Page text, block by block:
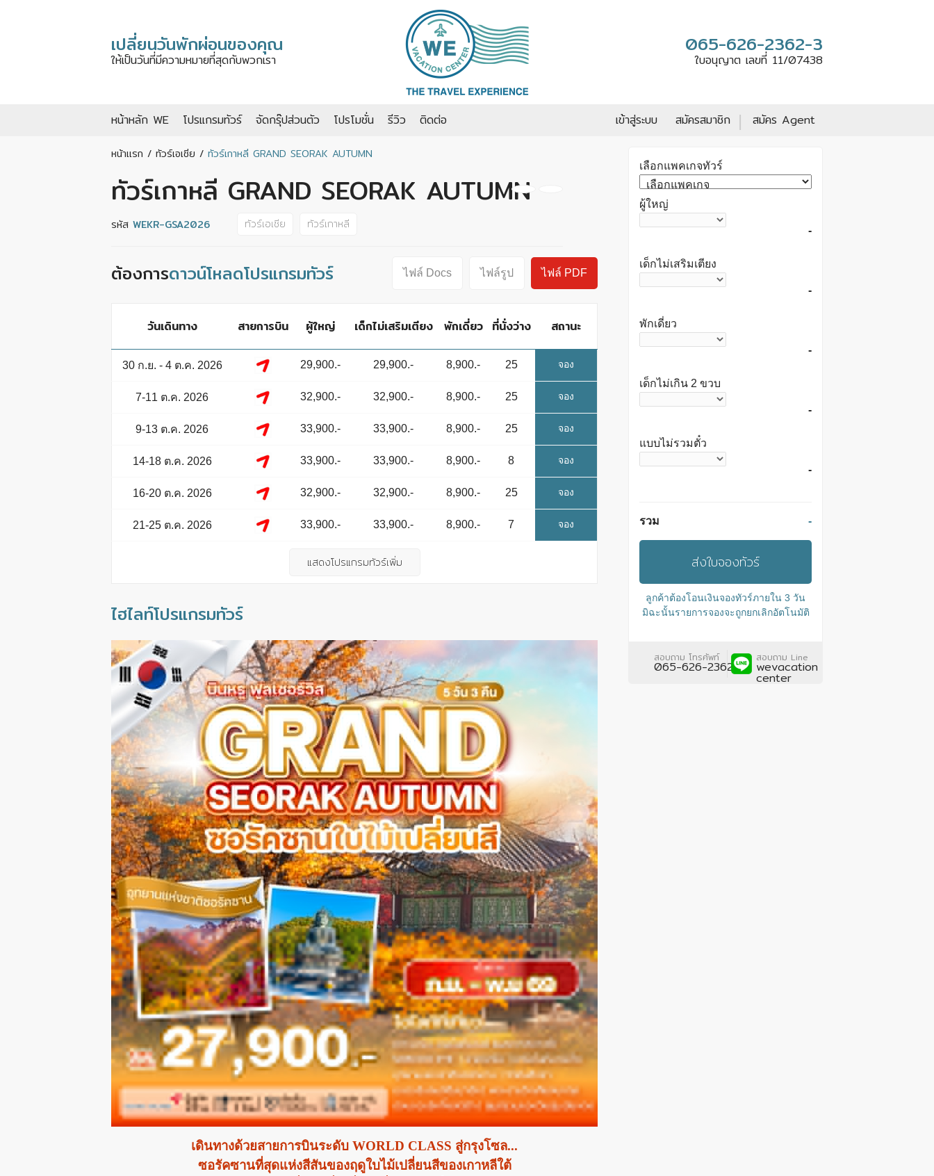
เปลี่ยนวันพักผ่อนของคุณ
ให้เป็นวันที่มีความหมายที่สุดกับพวกเรา
065-626-2362-3
ใบอนุญาต เลขที่ 11/07438
หน้าหลัก WE โปรแกรมทัวร์ จัดกรุ๊ปส่วนตัว โปรโมชั่น รีวิว ติดต่อ เข้าสู่ระบบ สมัครสมาชิก | สมัคร Agent
เลือกแพคเกจทัวร์
ผู้ใหญ่
-
เด็กไม่เสริมเตียง
-
พักเดี่ยว
-
เด็กไม่เกิน 2 ขวบ
-
แบบไม่รวมตั๋ว
-
รวม -
ส่งใบจองทัวร์
ลูกค้าต้องโอนเงินจองทัวร์ภายใน 3 วัน
มิฉะนั้นรายการจองจะถูกยกเลิกอัตโนมัติ
สอบถาม โทรศัพท์
065-626-2362
สอบถาม Line
wevacation
center
หน้าแรก / ทัวร์เอเชีย / ทัวร์เกาหลี GRAND SEORAK AUTUMN
ทัวร์เกาหลี GRAND SEORAK AUTUMN
รหัส WEKR-GSA2026 ทัวร์เอเชีย ทัวร์เกาหลี
ต้องการดาวน์โหลดโปรแกรมทัวร์ ไฟล์ Docs ไฟล์รูป ไฟล์ PDF
วันเดินทาง สายการบิน ผู้ใหญ่ เด็กไม่เสริมเตียง พักเดี่ยว ที่นั่งว่าง สถานะ
30 ก.ย. - 4 ต.ค. 2026 29,900.- 29,900.- 8,900.- 25 Available
จอง
7-11 ต.ค. 2026 32,900.- 32,900.- 8,900.- 25 Available
จอง
9-13 ต.ค. 2026 33,900.- 33,900.- 8,900.- 25 Available
จอง
14-18 ต.ค. 2026 33,900.- 33,900.- 8,900.- 8 Waitlist
จอง
16-20 ต.ค. 2026 32,900.- 32,900.- 8,900.- 25 Available
จอง
21-25 ต.ค. 2026 33,900.- 33,900.- 8,900.- 7 Waitlist
จอง
แสดงโปรแกรมทัวร์เพิ่ม
ไฮไลท์โปรแกรมทัวร์
เดินทางด้วยสายการบินระดับ WORLD CLASS สู่กรุงโซล...
ซอรัคซานที่สุดแห่งสีสันของฤดูใบไม้เปลี่ยนสีของเกาหลีใต้